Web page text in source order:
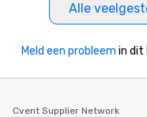
Alle
Meld een probleem in dit
Cvent Supplier Network